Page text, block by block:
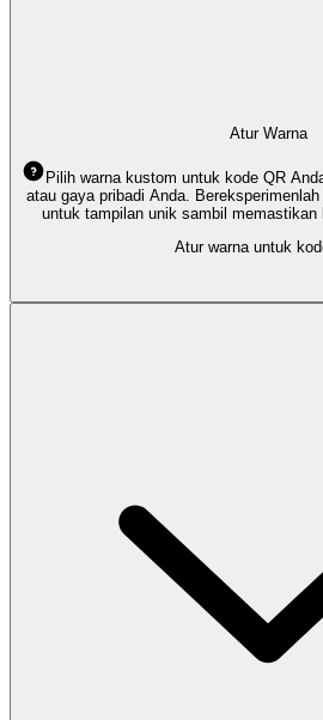
Atur Warna
Pilih warna kustom untuk kode QR
atau gaya pribadi Anda.
untuk tampilan unik sambil memastikan
Atur warna untuk